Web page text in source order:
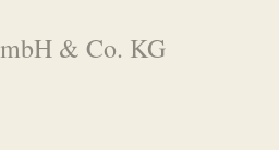
& Co. KG